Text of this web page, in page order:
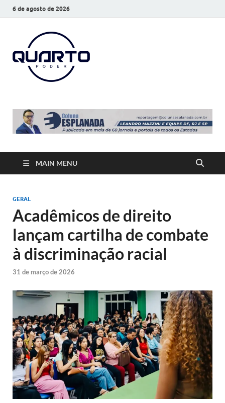
6 de agosto de 2026
MAIN MENU
GERAL
Acadêmicos de direito
lançam cartilha de combate
à discriminação racial
31 de março de 2026